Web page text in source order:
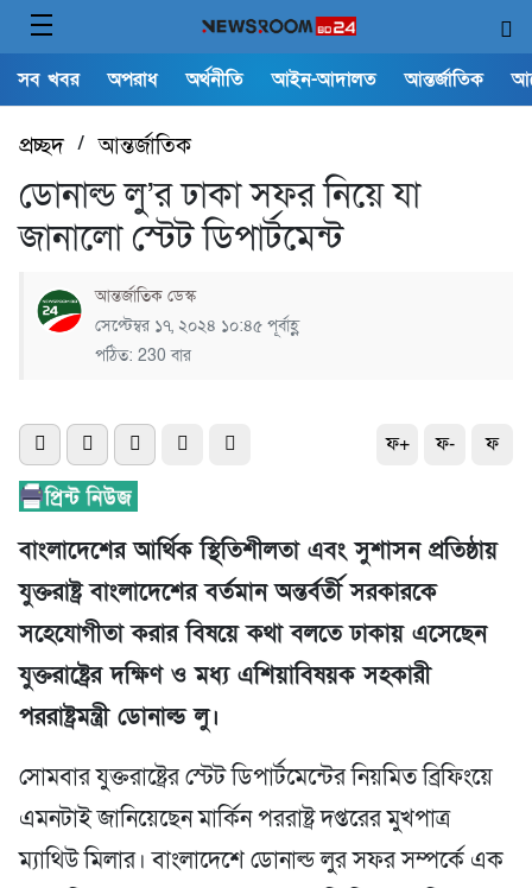
সব খবর অপরাধ অর্থনীতি আইন-আদালত আন্তর্জাতিক
প্রচ্ছদ/আন্তর্জাতিক
ডোনাল্ড লু’র ঢাকা সফর নিয়ে যা
জানালো স্টেট ডিপার্টমেন্ট
আন্তর্জাতিক ডেস্ক
সেপ্টেম্বর ১৭, ২০২৪ ১০:৪৫ পূর্বাহ্ণ
পঠিত: 230 বার
ফ+ ফ- ফ
বাংলাদেশের আর্থিক স্থিতিশীলতা এবং সুশাসন প্রতিষ্ঠায়
যুক্তরাষ্ট্র বাংলাদেশের বর্তমান অন্তর্বর্তী সরকারকে
সহেযোগীতা করার বিষয়ে কথা বলতে ঢাকায় এসেছেন
যুক্তরাষ্ট্রের দক্ষিণ ও মধ্য এশিয়াবিষয়ক সহকারী
পররাষ্ট্রমন্ত্রী ডোনাল্ড লু।
সোমবার যুক্তরাষ্ট্রের স্টেট ডিপার্টমেন্টের নিয়মিত ব্রিফিংয়ে
এমনটাই জানিয়েছেন মার্কিন পররাষ্ট্র দপ্তরের মুখপাত্র
ম্যাথিউ মিলার। বাংলাদেশে ডোনাল্ড লুর সফর সম্পর্কে এক